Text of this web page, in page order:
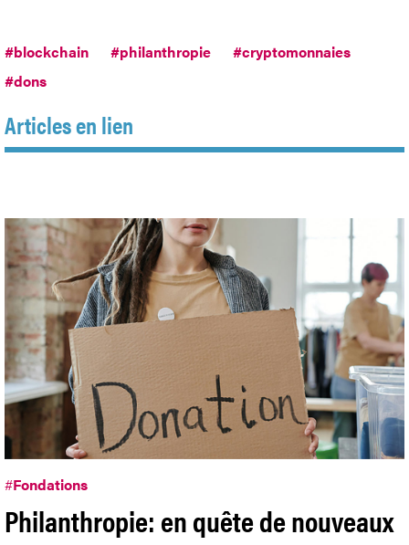
#blockchain #philanthropie
#cryptomonnaies
#dons
Articles en lien
#Fondations
Philanthropie: en quête de nouveaux